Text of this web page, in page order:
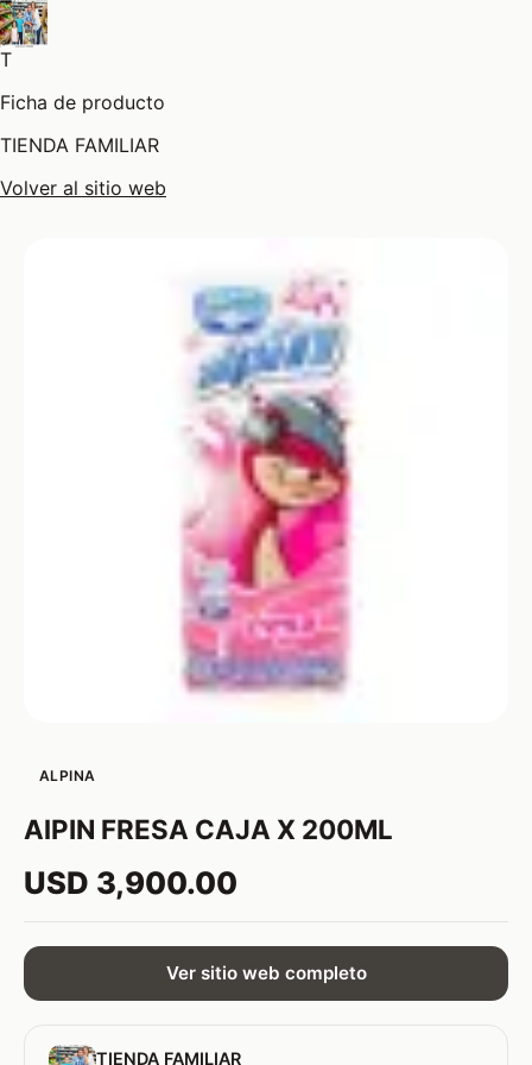
T
Ficha de producto
TIENDA FAMILIAR
Volver al sitio web
ALPINA
AlPIN FRESA CAJA X 200ML
USD 3,900.00
Ver sitio web completo
TIENDA FAMILIAR